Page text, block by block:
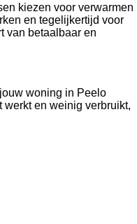
kiezen voor verwarmen
en tegelijkertijd voor
van betaalbaar en
woning in Peelo
werkt en weinig verbruikt,